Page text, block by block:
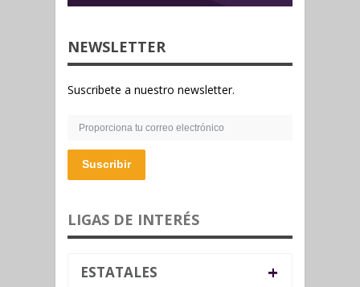
NEWSLETTER
Suscribete a nuestro newsletter.
Suscribir
LIGAS DE INTERÉS
ESTATALES +